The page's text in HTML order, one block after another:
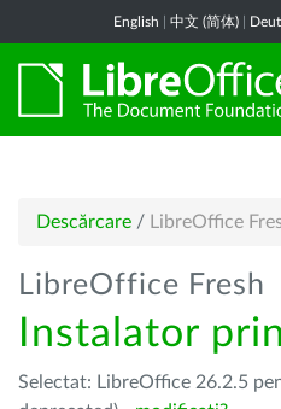
English 中文 (简体)
Descărcare / LibreOffice
LibreOffice Fresh
Instalator
Selectat: LibreOffice 26.2.5